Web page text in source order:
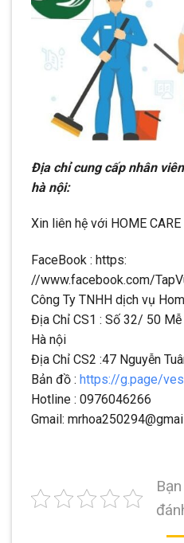
Địa chỉ cung cấp nhân
hà nội:
Xin liên hệ với HOME CARE
FaceBook : https:
//www.facebook.com/
Công Ty TNHH dịch vụ
Địa Chỉ CS1 : Số 32/ 50
Hà nội
Địa Chỉ CS2 :47 Nguyễn
Bản đồ : https://g.page/
Hotline : 0976046266
Gmail: